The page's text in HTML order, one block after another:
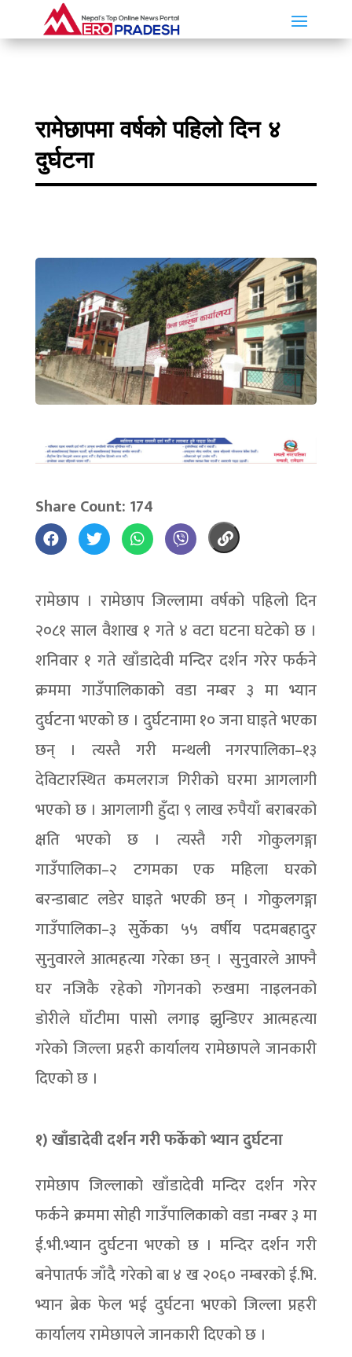
रामेछापमा वर्षको पहिलो दिन ४
दुर्घटना
Share Count: 174
रामेछाप । रामेछाप जिल्लामा वर्षको पहिलो दिन
२०८१ साल वैशाख १ गते ४ वटा घटना घटेको छ ।
शनिवार १ गते खाँडादेवी मन्दिर दर्शन गरेर फर्कने
क्रममा गाउँपालिकाको वडा नम्बर ३ मा भ्यान
दुर्घटना भएको छ । दुर्घटनामा १० जना घाइते भएका
छन् । त्यस्तै गरी मन्थली नगरपालिका–१३
देविटारस्थित कमलराज गिरीको घरमा आगलागी
भएको छ । आगलागी हुँदा ९ लाख रुपैयाँ बराबरको
क्षति भएको छ । त्यस्तै गरी गोकुलगङ्गा
गाउँपालिका–२ टगमका एक महिला घरको
बरन्डाबाट लडेर घाइते भएकी छन् । गोकुलगङ्गा
गाउँपालिका–३ सुर्केका ५५ वर्षीय पदमबहादुर
सुनुवारले आत्महत्या गरेका छन् । सुनुवारले आफ्नै
घर नजिकै रहेको गोगनको रुखमा नाइलनको
डोरीले घाँटीमा पासो लगाइ झुन्डिएर आत्महत्या
गरेको जिल्ला प्रहरी कार्यालय रामेछापले जानकारी
दिएको छ ।
१) खाँडादेवी दर्शन गरी फर्केको भ्यान दुर्घटना
रामेछाप जिल्लाको खाँडादेवी मन्दिर दर्शन गरेर
फर्कने क्रममा सोही गाउँपालिकाको वडा नम्बर ३ मा
ई.भी.भ्यान दुर्घटना भएको छ । मन्दिर दर्शन गरी
बनेपातर्फ जाँदै गरेको बा ४ ख २०६० नम्बरको ई.भि.
भ्यान ब्रेक फेल भई दुर्घटना भएको जिल्ला प्रहरी
कार्यालय रामेछापले जानकारी दिएको छ ।